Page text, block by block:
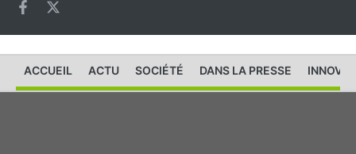
ACCUEIL ACTU SOCIÉTÉ DANS LA PRESSE